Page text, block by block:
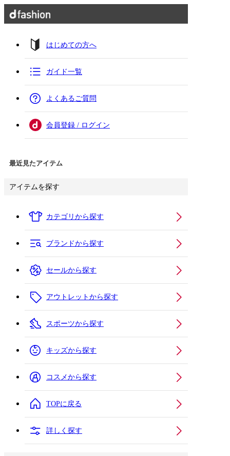
はじめての方へ
ガイド一覧
よくあるご質問
会員登録 / ログイン
最近見たアイテム
アイテムを探す
カテゴリから探す
ブランドから探す
セールから探す
アウトレットから探す
スポーツから探す
キッズから探す
コスメから探す
TOPに戻る
詳しく探す